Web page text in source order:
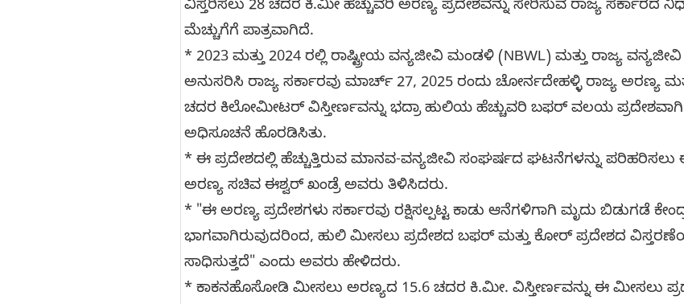
ವಿಸ್ತರಿಸಲು 28 ಚದರ ಕಿ.ಮೀ ಹೆಚ್ಚುವರಿ ಅರಣ್ಯ ಪ್ರದೇಶವನ್ನು ಸೇರಿಸುವ ರಾಜ್ಯ ಸರ್ಕಾರದ
ಮೆಚ್ಚುಗೆಗೆ ಪಾತ್ರವಾಗಿದೆ.
* 2023 ಮತ್ತು 2024 ರಲ್ಲಿ ರಾಷ್ಟ್ರೀಯ ವನ್ಯಜೀವಿ ಮಂಡಳಿ (NBWL) ಮತ್ತು ರಾಜ್ಯ
ಅನುಸರಿಸಿ ರಾಜ್ಯ ಸರ್ಕಾರವು ಮಾರ್ಚ್ 27, 2025 ರಂದು ಚೋರ್ನದೇಹಳ್ಳಿ ರಾಜ್ಯ ಅರಣ್ಯ
ಚದರ ಕಿಲೋಮೀಟರ್ ವಿಸ್ತೀರ್ಣವನ್ನು ಭದ್ರಾ ಹುಲಿಯ ಹೆಚ್ಚುವರಿ ಬಫರ್ ವಲಯ ಪ್ರದೇಶವಾಗಿ
ಅಧಿಸೂಚನೆ ಹೊರಡಿಸಿತು.
* ಈ ಪ್ರದೇಶದಲ್ಲಿ ಹೆಚ್ಚುತ್ತಿರುವ ಮಾನವ-ವನ್ಯಜೀವಿ ಸಂಘರ್ಷದ ಘಟನೆಗಳನ್ನು ಪರಿಹರಿಸಲು ಈ
ಅರಣ್ಯ ಸಚಿವ ಈಶ್ವರ್ ಖಂಡ್ರೆ ಅವರು ತಿಳಿಸಿದರು.
* "ಈ ಅರಣ್ಯ ಪ್ರದೇಶಗಳು ಸರ್ಕಾರವು ರಕ್ಷಿಸಲ್ಪಟ್ಟ ಕಾಡು ಆನೆಗಳಿಗಾಗಿ ಮೃದು ಬಿಡುಗಡೆ
ಭಾಗವಾಗಿರುವುದರಿಂದ, ಹುಲಿ ಮೀಸಲು ಪ್ರದೇಶದ ಬಫರ್ ಮತ್ತು ಕೋರ್ ಪ್ರದೇಶದ
ಸಾಧಿಸುತ್ತದೆ" ಎಂದು ಅವರು ಹೇಳಿದರು.
* ಕಾಕನಹೊಸೋಡಿ ಮೀಸಲು ಅರಣ್ಯದ 15.6 ಚದರ ಕಿ.ಮೀ. ವಿಸ್ತೀರ್ಣವನ್ನು ಈ ಮೀಸಲು